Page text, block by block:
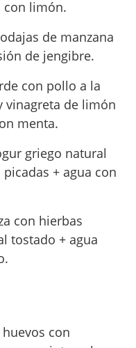
con limón.
de manzana
de jengibre.
con pollo a la
vinagreta de limón
menta.
griego natural
+ agua con
con hierbas
tostado + agua
con